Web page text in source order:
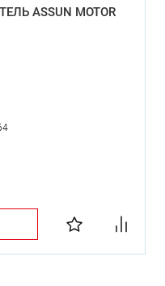
ASSUN MOTOR